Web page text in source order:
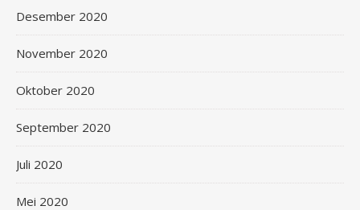
Desember 2020
November 2020
Oktober 2020
September 2020
Juli 2020
Mei 2020